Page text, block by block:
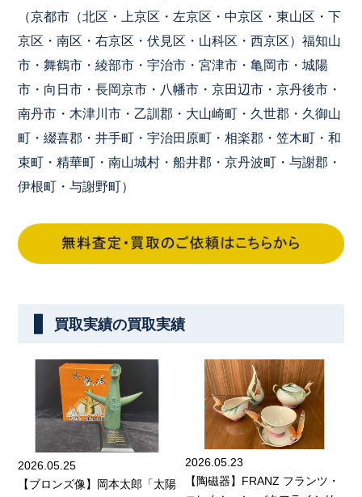
（京都市（北区・上京区・左京区・中京区・東山区・下
京区・南区・右京区・伏見区・山科区・西京区）福知山
市・舞鶴市・綾部市・宇治市・宮津市・亀岡市・城陽
市・向日市・長岡京市・八幡市・京田辺市・京丹後市・
南丹市・木津川市・乙訓郡・大山崎町・久世郡・久御山
町・綴喜郡・井手町・宇治田原町・相楽郡・笠木町・和
束町・精華町・南山城村・船井郡・京丹波町・与謝郡・
伊根町・与謝野町）
買取実績の買取実績
2026.05.25
【ブロンズ像】岡本太郎「太陽
2026.05.23
【陶磁器】FRANZ フランツ・